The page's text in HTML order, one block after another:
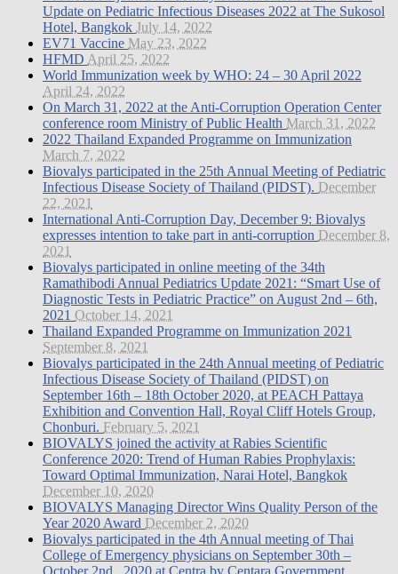
Update on Pediatric Infectious Diseases 2022 at The Sukosol
Hotel, Bangkok July 14, 2022
EV71 Vaccine May 23, 2022
HFMD April 25, 2022
World Immunization week by WHO: 24 – 30 April 2022
April 24, 2022
On March 31, 2022 at the Anti-Corruption Operation Center
conference room Ministry of Public Health March 31, 2022
2022 Thailand Expanded Programme on Immunization
March 7, 2022
Biovalys participated in the 25th Annual Meeting of Pediatric
Infectious Disease Society of Thailand (PIDST). December
22, 2021
International Anti-Corruption Day, December 9: Biovalys
expresses intention to take part in anti-corruption December 8,
2021
Biovalys participated in online meeting of the 34th
Ramathibodi Annual Pediatrics Update 2021: “Smart Use of
Diagnostic Tests in Pediatric Practice” on August 2nd – 6th,
2021 October 14, 2021
Thailand Expanded Programme on Immunization 2021
September 8, 2021
Biovalys participated in the 24th Annual meeting of Pediatric
Infectious Disease Society of Thailand (PIDST) on
September 16th – 18th October 2020, at PEACH Pattaya
Exhibition and Convention Hall, Royal Cliff Hotels Group,
Chonburi. February 5, 2021
BIOVALYS joined the activity at Rabies Scientific
Conference 2020: Trend of Human Rabies Prophylaxis:
Toward Optimal Immunization, Narai Hotel, Bangkok
December 10, 2020
BIOVALYS Managing Director Wins Quality Person of the
Year 2020 Award December 2, 2020
Biovalys participated in the 4th Annual meeting of Thai
College of Emergency physicians on September 30th –
October 2nd , 2020 at Centra by Centara Government